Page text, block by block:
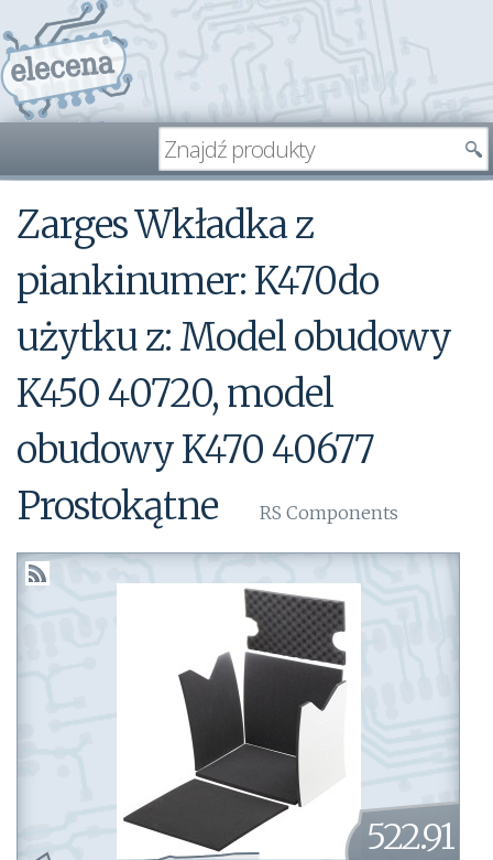
Zarges Wkładka z
piankinumer: K470do
użytku z: Model obudowy
K450 40720, model
obudowy K470 40677
Prostokątne
RS Components
522.91